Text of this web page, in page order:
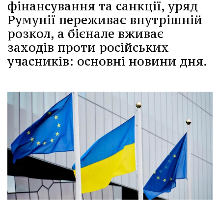
фінансування та санкції, уряд
Румунії переживає внутрішній
розкол, а бієнале вживає
заходів проти російських
учасників: основні новини дня.